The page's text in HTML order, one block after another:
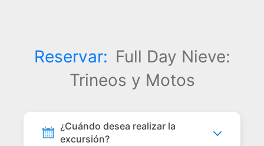
Reservar: Full Day Nieve:
Trineos y Motos
¿Cuándo desea realizar la
excursión?